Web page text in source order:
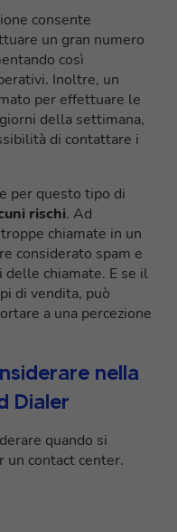
consente
un gran numero
così
Inoltre, un
per effettuare le
della settimana,
di contattare i
per questo tipo di
rischi. Ad
chiamate in un
considerato spam e
delle chiamate. E se il
di vendita, può
a una percezione
nella
Dialer
quando si
un contact center.